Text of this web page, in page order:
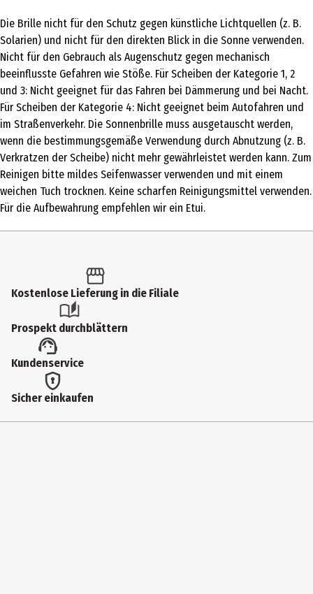
Produkttyp
Sonnenbrille
form
Rechteckig
Materialdetails
Kunststoff
Zielgruppe
Damen|Herren|Unisex
Herstelleradresse
Fürther Str. 228, DE-90429 Nürnberg
Kontaktmöglichkeit
info@lexxoo.de
Die Brille nicht für den Schutz gegen künstliche Lichtquellen (z. B.
Solarien) und nicht für den direkten Blick in die Sonne verwenden.
Nicht für den Gebrauch als Augenschutz gegen mechanisch
beeinflusste Gefahren wie Stöße. Für Scheiben der Kategorie 1, 2
und 3: Nicht geeignet für das Fahren bei Dämmerung und bei Nacht.
Für Scheiben der Kategorie 4: Nicht geeignet beim Autofahren und
im Straßenverkehr. Die Sonnenbrille muss ausgetauscht werden,
wenn die bestimmungsgemäße Verwendung durch Abnutzung (z. B.
Verkratzen der Scheibe) nicht mehr gewährleistet werden kann. Zum
Reinigen bitte mildes Seifenwasser verwenden und mit einem
weichen Tuch trocknen. Keine scharfen Reinigungsmittel verwenden.
Für die Aufbewahrung empfehlen wir ein Etui.
Kostenlose Lieferung in die Filiale
Prospekt durchblättern
Kundenservice
Sicher einkaufen